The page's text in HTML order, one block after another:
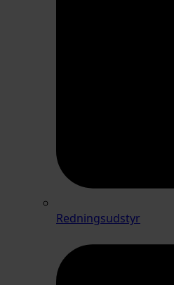
Redningsudstyr